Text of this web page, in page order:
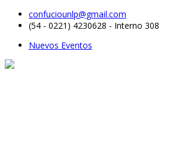
confuciounlp@gmail.com
(54 - 0221) 4230628 - Interno 308
Nuevos Eventos